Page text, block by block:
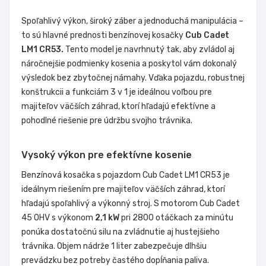
Spoľahlivý výkon, široký záber a jednoduchá manipulácia –
to sú hlavné prednosti benzínovej kosačky Cub Cadet
LM1 CR53. Tento model je navrhnutý tak, aby zvládol aj
náročnejšie podmienky kosenia a poskytol vám dokonalý
výsledok bez zbytočnej námahy. Vďaka pojazdu, robustnej
konštrukcii a funkciám 3 v 1 je ideálnou voľbou pre
majiteľov väčších záhrad, ktorí hľadajú efektívne a
pohodlné riešenie pre údržbu svojho trávnika.
Vysoký výkon pre efektívne kosenie
Benzínová kosačka s pojazdom Cub Cadet LM1 CR53 je
ideálnym riešením pre majiteľov väčších záhrad, ktorí
hľadajú spoľahlivý a výkonný stroj. S motorom Cub Cadet
45 OHV s výkonom 2,1 kWpri 2800 otáčkach za minútu
ponúka dostatočnú silu na zvládnutie aj hustejšieho
trávnika. Objem nádrže 1 liter zabezpečuje dlhšiu
prevádzku bez potreby častého dopĺňania paliva.